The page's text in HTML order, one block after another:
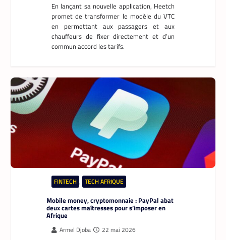
En lançant sa nouvelle application, Heetch
promet de transformer le modèle du VTC
en permettant aux passagers et aux
chauffeurs de fixer directement et d’un
commun accord les tarifs.
FINTECH , TECH AFRIQUE
Mobile money, cryptomonnaie : PayPal abat
deux cartes maîtresses pour s’imposer en
Afrique
Armel Djoba 22 mai 2026